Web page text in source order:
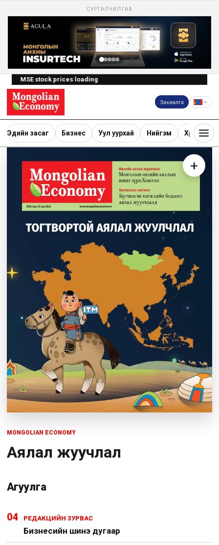
СУРТАЛЧИЛГАА
MSE stock prices loading
Захиалга
Эдийн засаг Бизнес Уул уурхай Нийгэм Хөрөнгө
+
MONGOLIAN ECONOMY
Аялал жуучлал
Агуулга
04 РЕДАКЦИЙН ЗУРВАС
Бизнесийн шинэ дугаар